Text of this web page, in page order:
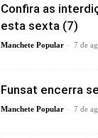
Confira as
esta sexta (7)
Manchete Popular - 7 de
Funsat encerra
Manchete Popular - 7 de